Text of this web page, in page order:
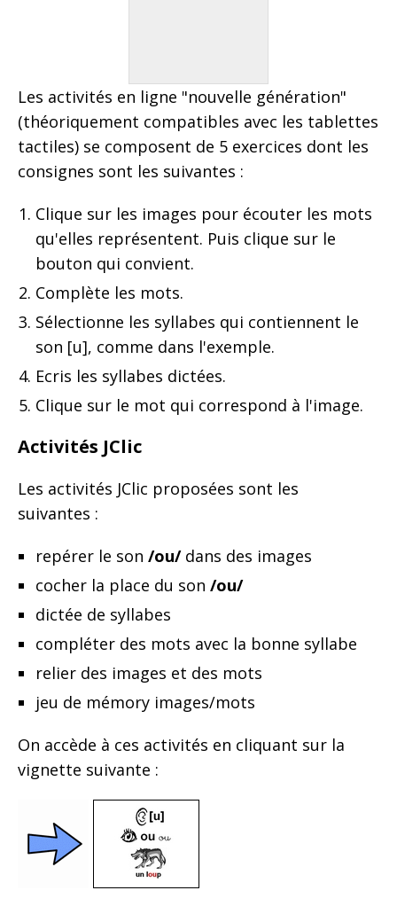
Les activités en ligne "nouvelle génération"
(théoriquement compatibles avec les tablettes
tactiles) se composent de 5 exercices dont les
consignes sont les suivantes :
Clique sur les images pour écouter les mots
qu'elles représentent. Puis clique sur le
bouton qui convient.
Complète les mots.
Sélectionne les syllabes qui contiennent le
son [u], comme dans l'exemple.
Ecris les syllabes dictées.
Clique sur le mot qui correspond à l'image.
Activités JClic
Les activités JClic proposées sont les
suivantes :
repérer le son /ou/dans des images
cocher la place du son /ou/
dictée de syllabes
compléter des mots avec la bonne syllabe
relier des images et des mots
jeu de mémory images/mots
On accède à ces activités en cliquant sur la
vignette suivante :